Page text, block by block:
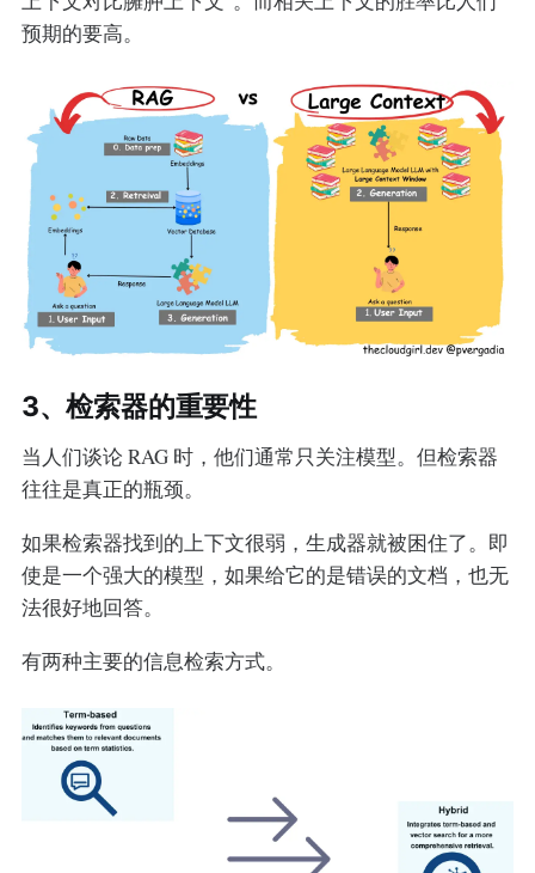
预期的要高。
3、检索器的重要性
当人们谈论 RAG 时，他们通常只关注模型。但检索器
往往是真正的瓶颈。
如果检索器找到的上下文很弱，生成器就被困住了。即
使是一个强大的模型，如果给它的是错误的文档，也无
法很好地回答。
有两种主要的信息检索方式。